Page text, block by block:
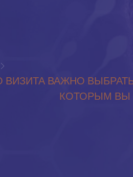
ВИЗИТА ВАЖНО
КОТОРЫМ ВЫ